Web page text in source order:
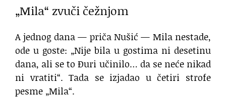
„Mila“ zvuči čežnjom
A jednog dana — priča Nušić — Mila nestade,
ode u goste: „Nije bila u gostima ni desetinu
dana, ali se to Đuri učinilo… da se neće nikad
ni vratiti“. Tada se izjadao u četiri strofe
pesme „Mila“.